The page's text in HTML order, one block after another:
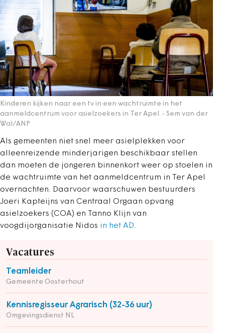
Kinderen kijken naar een tv in een wachtruimte in het
aanmeldcentrum voor asielzoekers in Ter Apel. - Sem van der
Wal/ANP
Als gemeenten niet snel meer asielplekken voor
alleenreizende minderjarigen beschikbaar stellen
dan moeten de jongeren binnenkort weer op stoelen in
de wachtruimte van het aanmeldcentrum in Ter Apel
overnachten. Daarvoor waarschuwen bestuurders
Joeri Kapteijns van Centraal Orgaan opvang
asielzoekers (COA) en Tanno Klijn van
voogdijorganisatie Nidos in het AD.
Vacatures
Teamleider
Gemeente Oosterhout
Kennisregisseur Agrarisch (32-36 uur)
Omgevingsdienst NL